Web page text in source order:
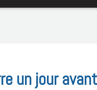
un jour